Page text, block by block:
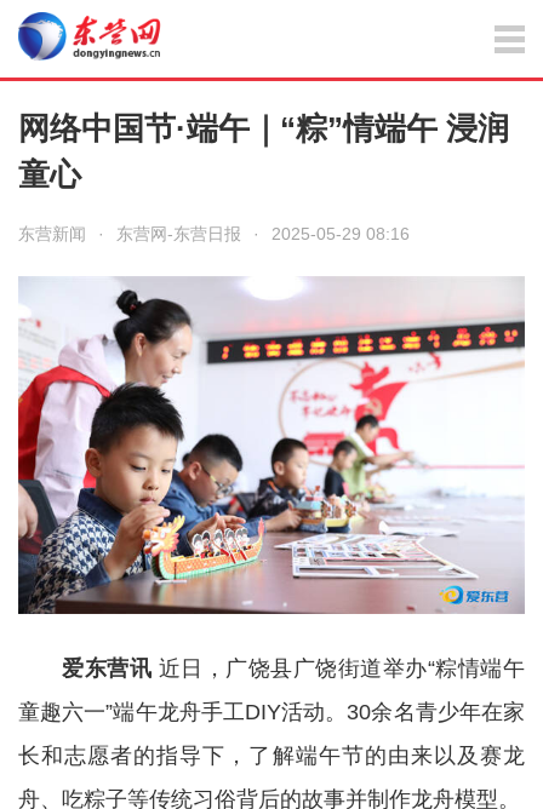
网络中国节·端午｜“粽”情端午 浸润
童心
东营新闻 · 东营网-东营日报 · 2025-05-29 08:16
爱东营讯 近日，广饶县广饶街道举办“粽情端午
童趣六一”端午龙舟手工DIY活动。30余名青少年在家
长和志愿者的指导下，了解端午节的由来以及赛龙
舟、吃粽子等传统习俗背后的故事并制作龙舟模型。